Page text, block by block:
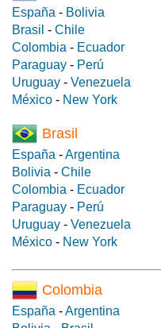
España - Bolivia
Brasil - Chile
Colombia - Ecuador
Paraguay - Perú
Uruguay - Venezuela
México - New York
Brasil
España -Argentina
Bolivia - Chile
Colombia - Ecuador
Paraguay - Perú
Uruguay - Venezuela
México - New York
Colombia
España -Argentina